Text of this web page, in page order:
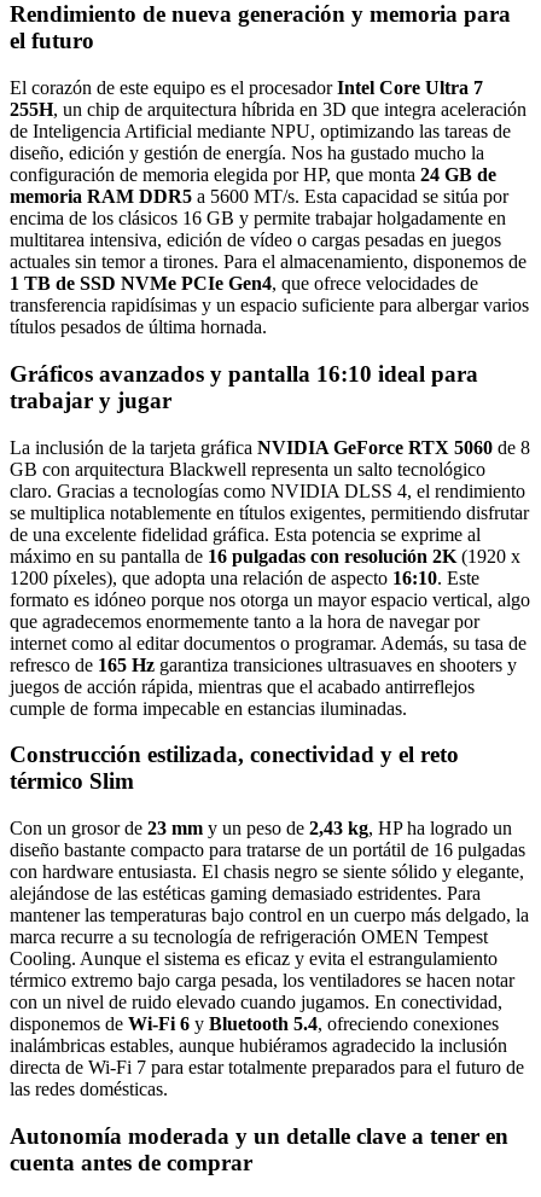
Rendimiento de nueva generación y memoria para
el futuro
El corazón de este equipo es el procesadorIntel Core Ultra 7
255H, un chip de arquitectura híbrida en 3D que integra aceleración
de Inteligencia Artificial mediante NPU, optimizando las tareas de
diseño, edición y gestión de energía. Nos ha gustado mucho la
configuración de memoria elegida por HP, que monta 24 GB de
memoria RAM DDR5 a 5600 MT/s. Esta capacidad se sitúa por
encima de los clásicos 16 GB y permite trabajar holgadamente en
multitarea intensiva, edición de vídeo o cargas pesadas en juegos
actuales sin temor a tirones. Para el almacenamiento, disponemos de
1 TB de SSD NVMe PCIe Gen4, que ofrece velocidades de
transferencia rapidísimas y un espacio suficiente para albergar varios
títulos pesados de última hornada.
Gráficos avanzados y pantalla 16:10 ideal para
trabajar y jugar
La inclusión de la tarjeta gráfica NVIDIA GeForce RTX 5060 de 8
GB con arquitectura Blackwell representa un salto tecnológico
claro. Gracias a tecnologías como NVIDIA DLSS 4, el rendimiento
se multiplica notablemente en títulos exigentes, permitiendo disfrutar
de una excelente fidelidad gráfica. Esta potencia se exprime al
máximo en su pantalla de 16 pulgadas con resolución 2K (1920 x
1200 píxeles), que adopta una relación de aspecto 16:10. Este
formato es idóneo porque nos otorga un mayor espacio vertical, algo
que agradecemos enormemente tanto a la hora de navegar por
internet como al editar documentos o programar. Además, su tasa de
refresco de 165 Hz garantiza transiciones ultrasuaves en shooters y
juegos de acción rápida, mientras que el acabado antirreflejos
cumple de forma impecable en estancias iluminadas.
Construcción estilizada, conectividad y el reto
térmico Slim
Con un grosor de 23 mm y un peso de 2,43 kg, HP ha logrado un
diseño bastante compacto para tratarse de un portátil de 16 pulgadas
con hardware entusiasta. El chasis negro se siente sólido y elegante,
alejándose de las estéticas gaming demasiado estridentes. Para
mantener las temperaturas bajo control en un cuerpo más delgado, la
marca recurre a su tecnología de refrigeración OMEN Tempest
Cooling. Aunque el sistema es eficaz y evita el estrangulamiento
térmico extremo bajo carga pesada, los ventiladores se hacen notar
con un nivel de ruido elevado cuando jugamos. En conectividad,
disponemos de Wi-Fi 6 y Bluetooth 5.4, ofreciendo conexiones
inalámbricas estables, aunque hubiéramos agradecido la inclusión
directa de Wi-Fi 7 para estar totalmente preparados para el futuro de
las redes domésticas.
Autonomía moderada y un detalle clave a tener en
cuenta antes de comprar